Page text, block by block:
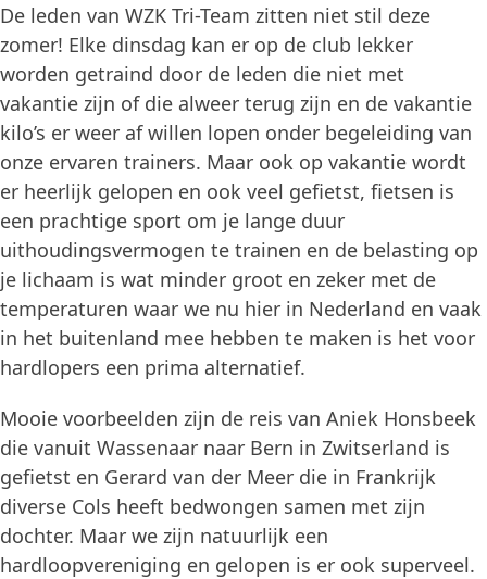
De leden van WZK Tri-Team zitten niet stil deze
zomer! Elke dinsdag kan er op de club lekker
worden getraind door de leden die niet met
vakantie zijn of die alweer terug zijn en de vakantie
kilo’s er weer af willen lopen onder begeleiding van
onze ervaren trainers. Maar ook op vakantie wordt
er heerlijk gelopen en ook veel gefietst, fietsen is
een prachtige sport om je lange duur
uithoudingsvermogen te trainen en de belasting op
je lichaam is wat minder groot en zeker met de
temperaturen waar we nu hier in Nederland en vaak
in het buitenland mee hebben te maken is het voor
hardlopers een prima alternatief.
Mooie voorbeelden zijn de reis van Aniek Honsbeek
die vanuit Wassenaar naar Bern in Zwitserland is
gefietst en Gerard van der Meer die in Frankrijk
diverse Cols heeft bedwongen samen met zijn
dochter. Maar we zijn natuurlijk een
hardloopvereniging en gelopen is er ook superveel.